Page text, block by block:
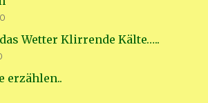
Wetter Klirrende Kälte…..
erzählen..